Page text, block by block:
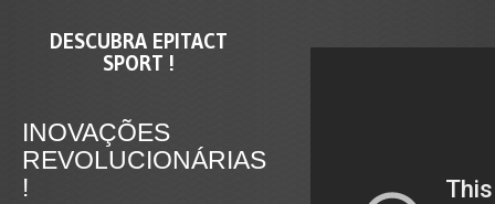
DESCUBRA EPITACT
SPORT !
INOVAÇÕES
REVOLUCIONÁRIAS
!